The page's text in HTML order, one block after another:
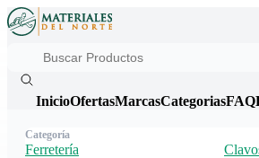
InicioOfertasMarcasCategoriasFAQ
Categoría
Ferretería